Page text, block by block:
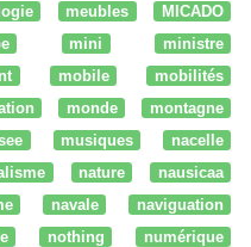
meubles
MICADO
mini
ministre
mobile
mobilités
monde
montagne
musiques
nacelle
nature
nausicaa
navale
naviguation
nothing
numérique